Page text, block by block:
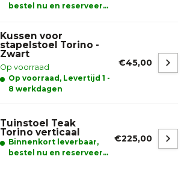
bestel nu en reserveer
Kussen voor
stapelstoel Torino -
Zwart
Op voorraad
Op voorraad, Levertijd 1 -
8 werkdagen
€45,00
Tuinstoel Teak
Torino verticaal
Binnenkort leverbaar,
bestel nu en reserveer
€225,00